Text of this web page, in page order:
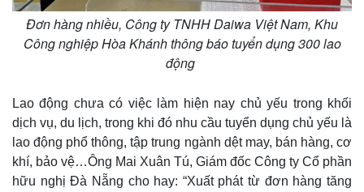
Đơn hàng nhiều, Công ty TNHH Daiwa Việt Nam, Khu
Công nghiệp Hòa Khánh thông báo tuyển dụng 300 lao
động
Lao động chưa có việc làm hiện nay chủ yếu trong khối
dịch vụ, du lịch, trong khi đó nhu cầu tuyển dụng chủ yếu là
lao động phổ thông, tập trung ngành dệt may, bán hàng, cơ
khí, bảo vệ…Ông Mai Xuân Tú, Giám đốc Công ty Cổ phần
hữu nghị Đà Nẵng cho hay: “Xuất phát từ đơn hàng tăng